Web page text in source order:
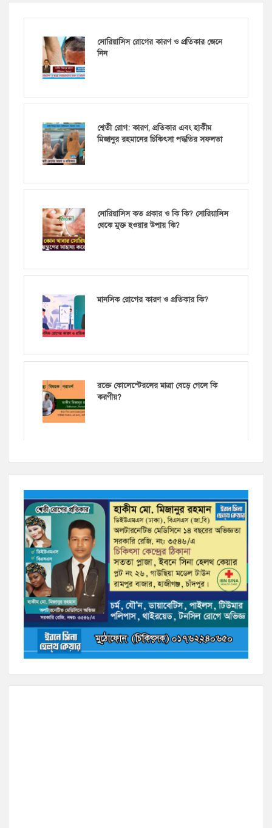
সোরিয়াসিস রোগের কারণ ও প্রতিকার জেনে
নিন
শ্বেতী রোগ: কারণ, প্রতিকার এবং হাকীম
মিজানুর রহমানের চিকিৎসা পদ্ধতির সফলতা
সোরিয়াসিস কত প্রকার ও কি কি? সোরিয়াসিস
থেকে মুক্ত হওয়ার উপায় কি?
মানসিক রোগের কারণ ও প্রতিকার কি?
রক্তে কোলেস্টেরলের মাত্রা বেড়ে গেলে কি
করণীয়?